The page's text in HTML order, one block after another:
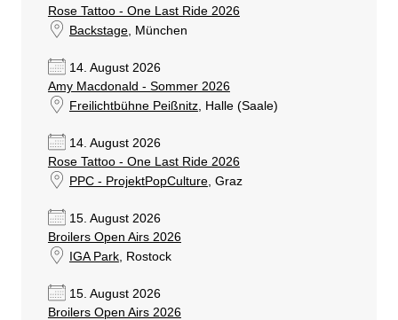
Rose Tattoo - One Last Ride 2026
Backstage, München
14. August 2026
Amy Macdonald - Sommer 2026
Freilichtbühne Peißnitz, Halle (Saale)
14. August 2026
Rose Tattoo - One Last Ride 2026
PPC - ProjektPopCulture, Graz
15. August 2026
Broilers Open Airs 2026
IGA Park, Rostock
15. August 2026
Broilers Open Airs 2026